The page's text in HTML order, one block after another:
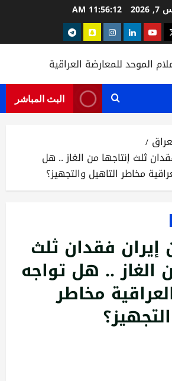
11:56:13 AM
youtube
Linkedin
instagram
snapchat
Telegram
البث المباشر
ثلث إنتاجها من الغاز .. هل
مخاطر التاهيل والتجهيز؟
إيران فقدان ثلث
الغاز .. هل تواجه
مخاطر